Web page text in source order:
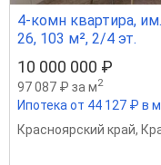
4-комн квартира,
26, 103 м², 2/4 эт.
10 000 000 ₽
97 087 ₽ за м2
Ипотека от 44 127 ₽ в
Красноярский край,